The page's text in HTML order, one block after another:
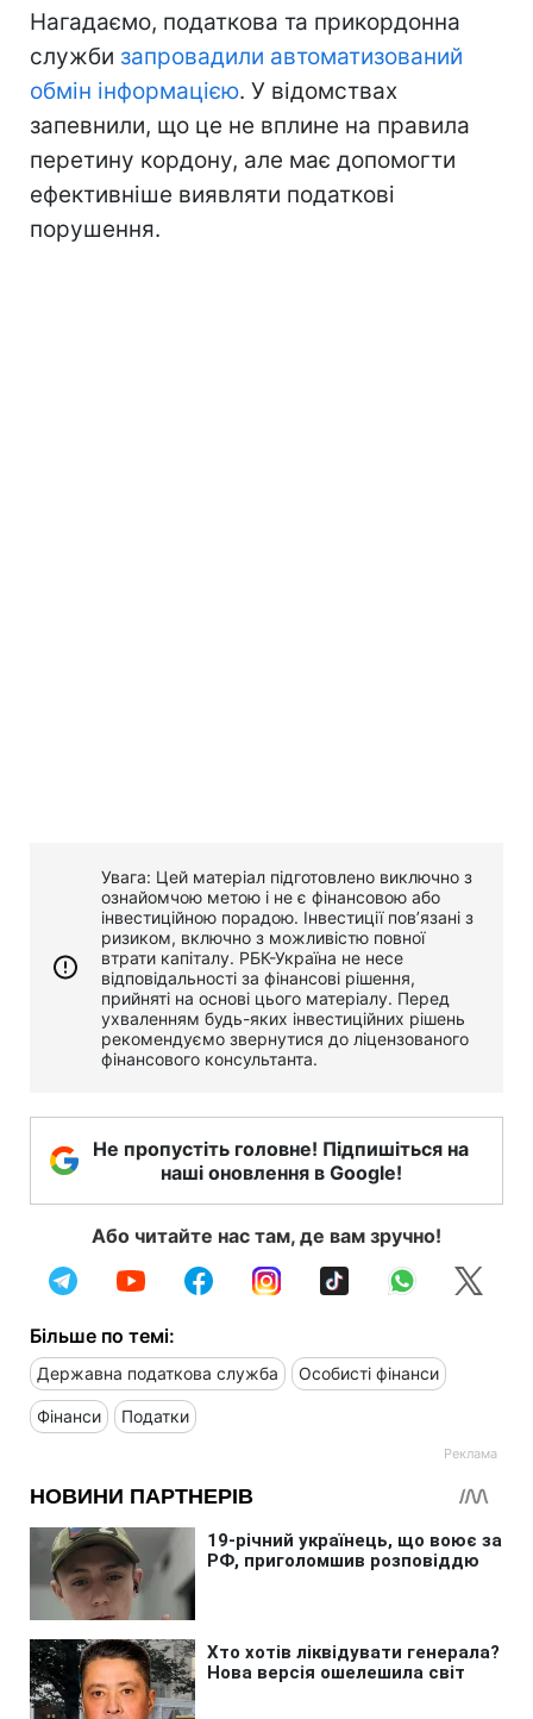
Нагадаємо, податкова та прикордонна
служби запровадили автоматизований
обмін інформацією. У відомствах
запевнили, що це не вплине на правила
перетину кордону, але має допомогти
ефективніше виявляти податкові
порушення.
Увага: Цей матеріал підготовлено виключно з
ознайомчою метою і не є фінансовою або
інвестиційною порадою. Інвестиції пов’язані з
ризиком, включно з можливістю повної
втрати капіталу. РБК-Україна не несе
відповідальності за фінансові рішення,
прийняті на основі цього матеріалу. Перед
ухваленням будь-яких інвестиційних рішень
рекомендуємо звернутися до ліцензованого
фінансового консультанта.
Не пропустіть головне! Підпишіться на
наші оновлення в Google!
Або читайте нас там, де вам зручно!
Більше по темі:
Державна податкова служба Особисті фінанси
Фінанси Податки